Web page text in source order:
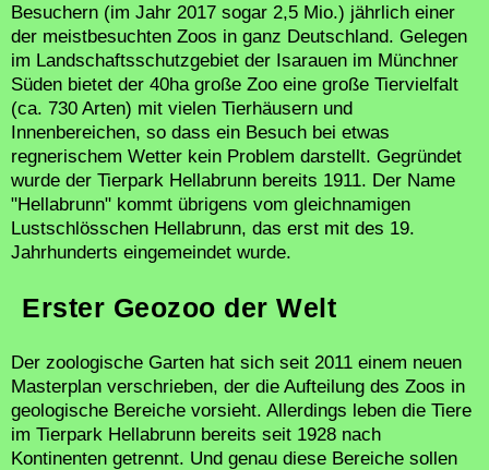
Besuchern (im Jahr 2017 sogar 2,5 Mio.) jährlich einer
der meistbesuchten Zoos in ganz Deutschland. Gelegen
im Landschaftsschutzgebiet der Isarauen im Münchner
Süden bietet der 40ha große Zoo eine große Tiervielfalt
(ca. 730 Arten) mit vielen Tierhäusern und
Innenbereichen, so dass ein Besuch bei etwas
regnerischem Wetter kein Problem darstellt. Gegründet
wurde der Tierpark Hellabrunn bereits 1911. Der Name
"Hellabrunn" kommt übrigens vom gleichnamigen
Lustschlösschen Hellabrunn, das erst mit des 19.
Jahrhunderts eingemeindet wurde.
Erster Geozoo der Welt
Der zoologische Garten hat sich seit 2011 einem neuen
Masterplan verschrieben, der die Aufteilung des Zoos in
geologische Bereiche vorsieht. Allerdings leben die Tiere
im Tierpark Hellabrunn bereits seit 1928 nach
Kontinenten getrennt. Und genau diese Bereiche sollen